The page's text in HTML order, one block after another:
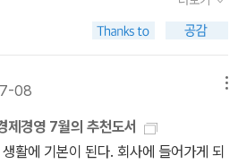
넘어섰다. 85 호텔에서 하룻밤을 자는
종종 있다. 파리 중심부에 머물고 싶
해야 한다. 사람들은 파리가 너무나 매
불할 의사가 있지만, 그런 높은 가격이
이 파리에 주택 공급을 제한하기로 결
은 마치 파리가문을 닫아걸고 중산층
는 최고문화경영자의 역할을 실증적 사
인적으로 관심이 가는 책입니다 > 전
이슈들에 대한 예리한 분석과 통찰을
나아가야 할 방향을 가늠하게 해준다.
간 즉시 아마존,《뉴욕타임스》베스트
놀라운 통찰과 정책적 제안을 내놓은
역사를 매끈하게 연결하며 도시가 ‘우
기는 풍랑에 의해 표류된 경우, 북경
야기 속에는 구체적인 삶의 모습이 잘
않은 정보와 즐거움을 준다'는 평이다.
역관들의 이야기로 이상각의 <조선역
이 읽어볼 만하다. 또개화기 지식인들
에 산다고 한다. 선진 산업국일수록 도
국의 경우엔 국토 넓이의 3퍼센트에
명이 모여 산다고 한다. 전체 인구의
한 시인의 말대로 “신은 시골을 만들
// 신은 망했다.”(이갑수, ｢신은 망했
사정은 다르지 않다. 본격적인 산업화
08
경영 7월의 추천도서
활에 기본이 된다. 회사에 들어가게 되